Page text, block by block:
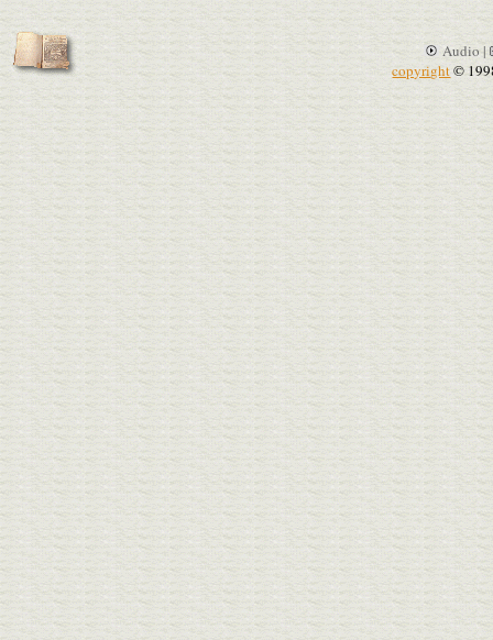
Audio |
copyright©